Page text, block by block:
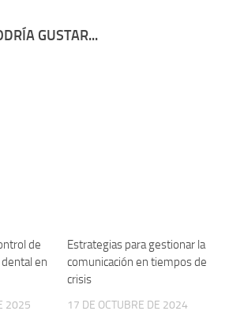
GUSTAR...
de
en
2025
Estrategias para gestionar la
comunicación en tiempos de
crisis
17 DE OCTUBRE DE 2024